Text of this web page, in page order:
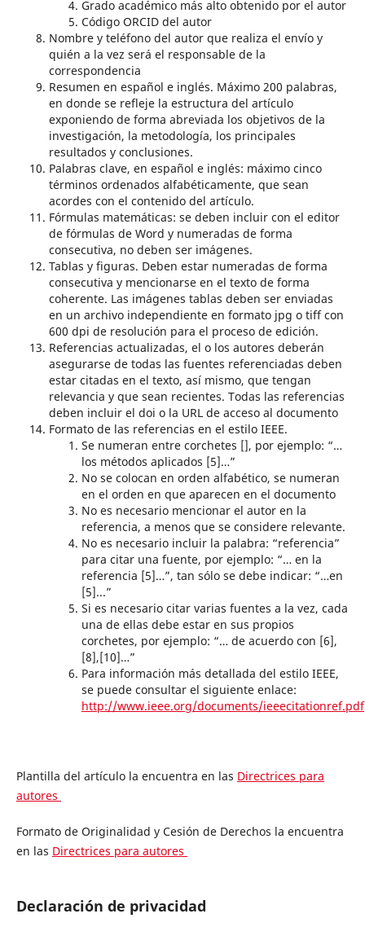
Grado académico más alto obtenido por el autor
Código ORCID del autor
Nombre y teléfono del autor que realiza el envío y
quién a la vez será el responsable de la
correspondencia
Resumen en español e inglés. Máximo 200 palabras,
en donde se refleje la estructura del artículo
exponiendo de forma abreviada los objetivos de la
investigación, la metodología, los principales
resultados y conclusiones.
Palabras clave, en español e inglés: máximo cinco
términos ordenados alfabéticamente, que sean
acordes con el contenido del artículo.
Fórmulas matemáticas: se deben incluir con el editor
de fórmulas de Word y numeradas de forma
consecutiva, no deben ser imágenes.
Tablas y figuras. Deben estar numeradas de forma
consecutiva y mencionarse en el texto de forma
coherente. Las imágenes tablas deben ser enviadas
en un archivo independiente en formato jpg o tiff con
600 dpi de resolución para el proceso de edición.
Referencias actualizadas, el o los autores deberán
asegurarse de todas las fuentes referenciadas deben
estar citadas en el texto, así mismo, que tengan
relevancia y que sean recientes. Todas las referencias
deben incluir el doi o la URL de acceso al documento
Formato de las referencias en el estilo IEEE.
Se numeran entre corchetes [], por ejemplo: “…
los métodos aplicados [5]…”
No se colocan en orden alfabético, se numeran
en el orden en que aparecen en el documento
No es necesario mencionar el autor en la
referencia, a menos que se considere relevante.
No es necesario incluir la palabra: “referencia”
para citar una fuente, por ejemplo: “… en la
referencia [5]…”, tan sólo se debe indicar: “…en
[5]...”
Si es necesario citar varias fuentes a la vez, cada
una de ellas debe estar en sus propios
corchetes, por ejemplo: “… de acuerdo con [6],
[8],[10]…”
Para información más detallada del estilo IEEE,
se puede consultar el siguiente enlace:
http://www.ieee.org/documents/ieeecitationref.pdf
Plantilla del artículo la encuentra en las Directrices para
autores
Formato de Originalidad y Cesión de Derechos la encuentra
en las Directrices para autores
Declaración de privacidad